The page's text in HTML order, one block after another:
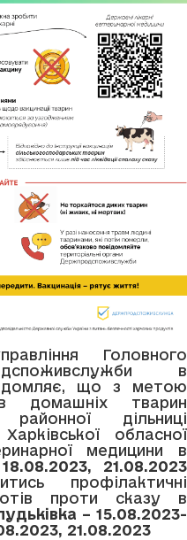
Головного
в
що з метою
домашніх тварин
районної дільниці
обласної
медицини в
21.08.2023
профілактичні
проти сказу в
– 15.08.2023-
21.08.2023